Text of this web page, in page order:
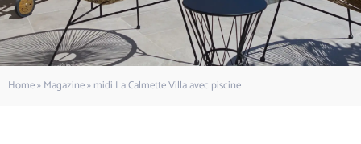
Home»Magazine»midi La Calmette Villa avec piscine